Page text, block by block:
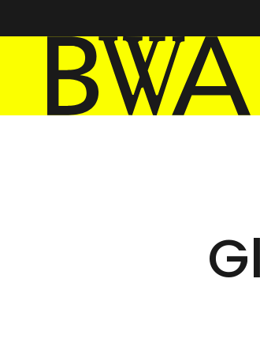
BWA Wrocław
Galerie Sztuki Współczesnej